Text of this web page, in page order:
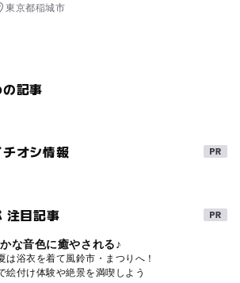
東京都稲城市
記事
オシ情報
注目記事
な音色に癒やされる♪
は浴衣を着て風鈴市・まつりへ！
絵付け体験や絶景を満喫しよう